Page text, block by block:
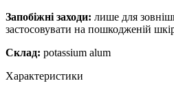
Запобіжні заходи: лише для
застосовувати на пошкодженій
Склад: potassium alum
Характеристики